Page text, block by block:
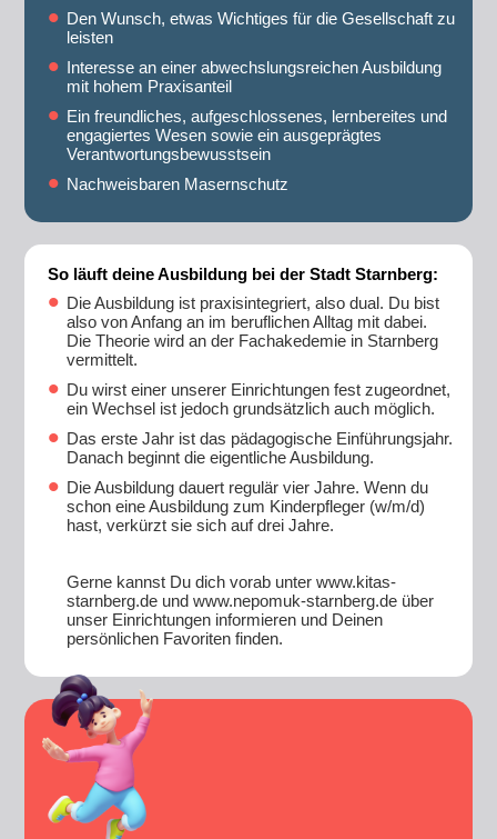
Den Wunsch, etwas Wichtiges für die Gesellschaft zu
leisten
Interesse an einer abwechslungsreichen Ausbildung
mit hohem Praxisanteil
Ein freundliches, aufgeschlossenes, lernbereites und
engagiertes Wesen sowie ein ausgeprägtes
Verantwortungsbewusstsein
Nachweisbaren Masernschutz
So läuft deine Ausbildung bei der Stadt Starnberg:
Die Ausbildung ist praxisintegriert, also dual. Du bist
also von Anfang an im beruflichen Alltag mit dabei.
Die Theorie wird an der Fachakedemie in Starnberg
vermittelt.
Du wirst einer unserer Einrichtungen fest zugeordnet,
ein Wechsel ist jedoch grundsätzlich auch möglich.
Das erste Jahr ist das pädagogische Einführungsjahr.
Danach beginnt die eigentliche Ausbildung.
Die Ausbildung dauert regulär vier Jahre. Wenn du
schon eine Ausbildung zum Kinderpfleger (w/m/d)
hast, verkürzt sie sich auf drei Jahre.
Gerne kannst Du dich vorab unter www.kitas-
starnberg.de und www.nepomuk-starnberg.de über
unser Einrichtungen informieren und Deinen
persönlichen Favoriten finden.